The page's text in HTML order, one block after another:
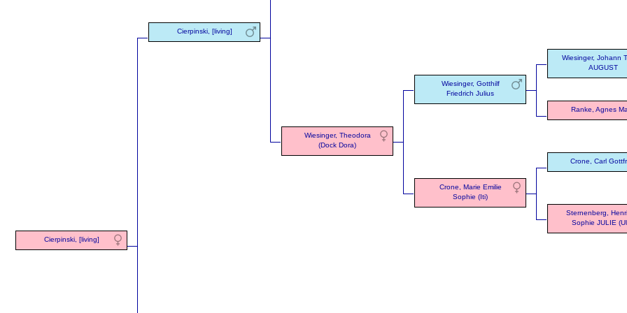
Cierpinski, [living]
Cierpinski, [living]
Wiesinger, Theodora
(Dock Dora)
Wiesinger, Gotthilf
Friedrich Julius
Wiesinger, Johann
AUGUST
Ranke, Agnes
Crone, Marie Emilie
Sophie (Iti)
Crone, Carl
Sternenberg,
Sophie JULIE